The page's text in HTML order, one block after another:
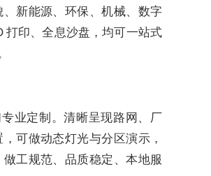
新能源、环保、机械、数字
印、全息沙盘，均可一站式
业定制。清晰呈现路网、厂
可做动态灯光与分区演示，
工规范、品质稳定、本地服